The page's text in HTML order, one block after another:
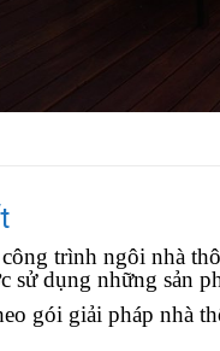
trình ngôi nhà
dụng những sản
gói giải pháp nhà